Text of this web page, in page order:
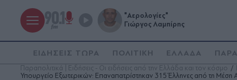
"Αερολογίες"
Γιώργος Λαμπίρης
ΕΙΔΗΣΕΙΣ ΤΩΡΑ ΠΟΛΙΤΙΚΗ ΕΛΛΑΔΑ
Παραπολιτικά | Ειδήσεις - Οι ειδήσεις από την Ελλάδα και τον κόσμο
Υπουργείο Εξωτερικών: Επαναπατρίστηκαν 315 Έλληνες από τη Μέση